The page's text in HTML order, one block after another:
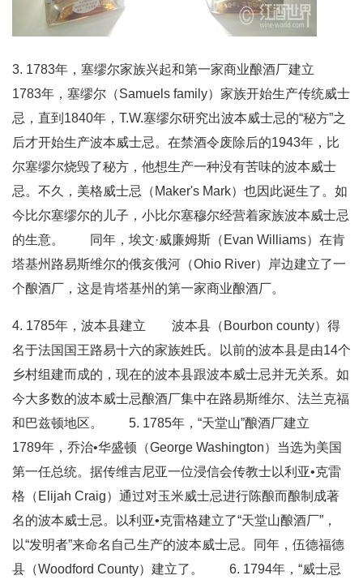
3. 1783年，塞缪尔家族兴起和第一家商业酿酒厂建立
1783年，塞缪尔（Samuels family）家族开始生产传统威士
忌，直到1840年，T.W.塞缪尔研究出波本威士忌的“秘方”之
后才开始生产波本威士忌。在禁酒令废除后的1943年，比
尔塞缪尔烧毁了秘方，他想生产一种没有苦味的波本威士
忌。不久，美格威士忌（Maker's Mark）也因此诞生了。如
今比尔塞缪尔的儿子，小比尔塞穆尔经营着家族波本威士忌
的生意。 同年，埃文·威廉姆斯（Evan Williams）在肯
塔基州路易斯维尔的俄亥俄河（Ohio River）岸边建立了一
个酿酒厂，这是肯塔基州的第一家商业酿酒厂。
4. 1785年，波本县建立 波本县（Bourbon county）得
名于法国国王路易十六的家族姓氏。以前的波本县是由14个
乡村组建而成的，现在的波本县跟波本威士忌并无关系。如
今大多数的波本威士忌酿酒厂集中在路易斯维尔、法兰克福
和巴兹顿地区。 5. 1785年，“天堂山”酿酒厂建立
1789年，乔治•华盛顿（George Washington）当选为美国
第一任总统。据传维吉尼亚一位浸信会传教士以利亚•克雷
格（Elijah Craig）通过对玉米威士忌进行陈酿而酿制成著
名的波本威士忌。以利亚•克雷格建立了“天堂山酿酒厂”，
以“发明者”来命名自己生产的波本威士忌。同年，伍德福德
县（Woodford County）建立了。 6. 1794年，“威士忌